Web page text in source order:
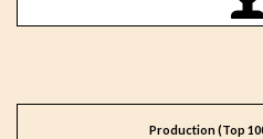
Production (Top